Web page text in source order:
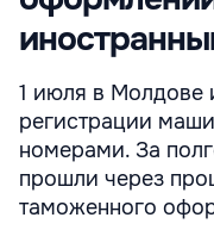
1 июля в Молдове
регистрации
номерами. За
прошли через
таможенного